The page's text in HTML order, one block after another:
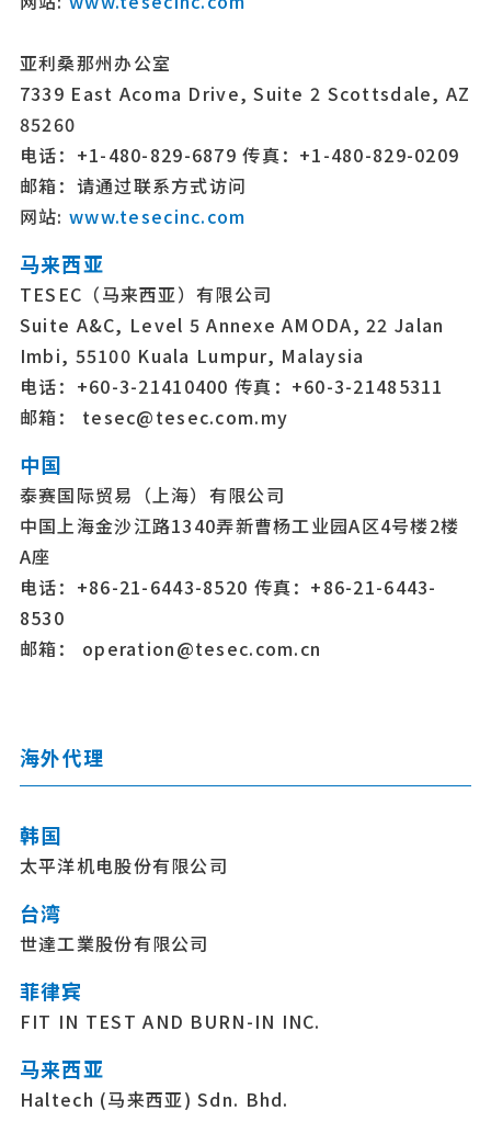
亚利桑那州办公室
7339 East Acoma Drive, Suite 2 Scottsdale, AZ
85260
电话：+1-480-829-6879 传真：+1-480-829-0209
邮箱：请通过联系方式访问
网站:www.tesecinc.com
马来西亚
TESEC（马来西亚）有限公司
Suite A&C, Level 5 Annexe AMODA, 22 Jalan
Imbi, 55100 Kuala Lumpur, Malaysia
电话：+60-3-21410400 传真：+60-3-21485311
邮箱： tesec@tesec.com.my
中国
泰赛国际贸易（上海）有限公司
中国上海金沙江路1340弄新曹杨工业园A区4号楼2楼
A座
电话：+86-21-6443-8520 传真：+86-21-6443-
8530
邮箱： operation@tesec.com.cn
海外代理
韩国
太平洋机电股份有限公司
台湾
世達工業股份有限公司
菲律宾
FIT IN TEST AND BURN-IN INC.
马来西亚
Haltech (马来西亚) Sdn. Bhd.